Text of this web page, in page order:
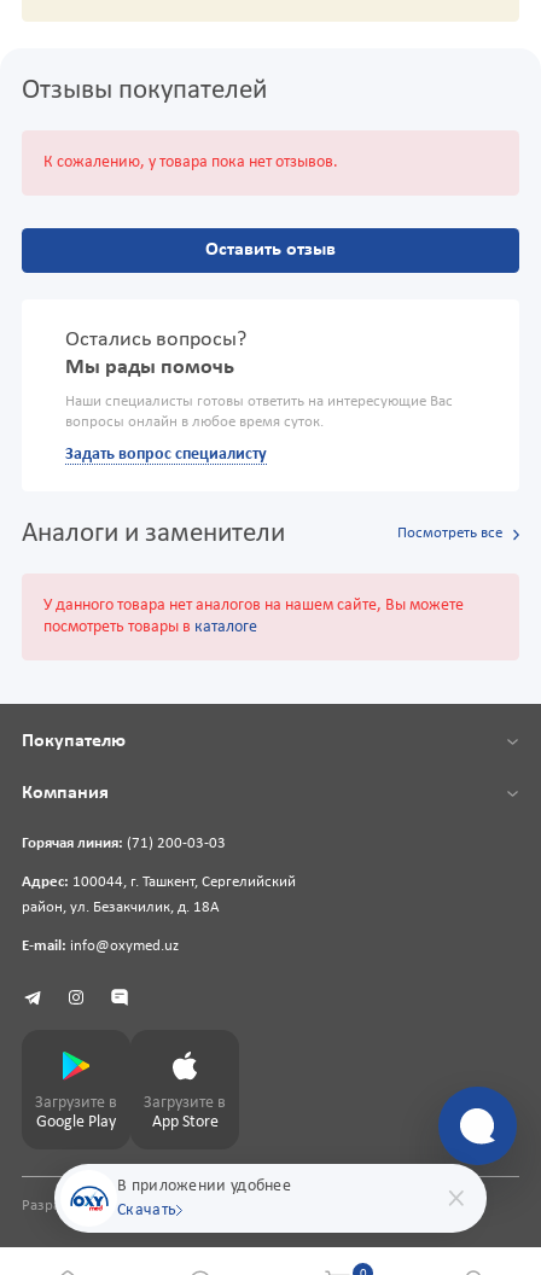
Отзывы покупателей
К сожалению, у товара пока нет отзывов.
Оставить отзыв
Остались вопросы?
Мы рады помочь
Наши специалисты готовы ответить на интересующие Вас
вопросы онлайн в любое время суток.
Задать вопрос специалисту
Аналоги и заменители Посмотреть все
У данного товара нет аналогов на нашем сайте, Вы можете
посмотреть товары в каталоге
В приложении удобнее
Скачать
Горячая линия: (71) 200-03-03
Адрес: 100044, г. Ташкент, Сергелийский
район, ул. Безакчилик, д. 18А
E-mail: info@oxymed.uz
Покупателю
Компания
Загрузите в
Google Play
Загрузите в
App Store
Разработка сайтаpharmit.uz